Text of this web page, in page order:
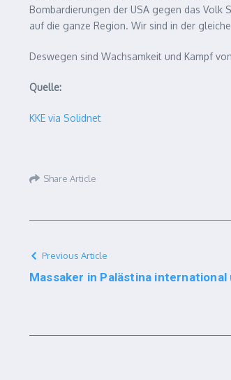
Bombardierungen der USA gegen das Volk
auf die ganze Region. Wir sind in der
Deswegen sind Wachsamkeit und Kampf
Quelle:
KKE via Solidnet
Share Article
Previous Article
Massaker in Palästina